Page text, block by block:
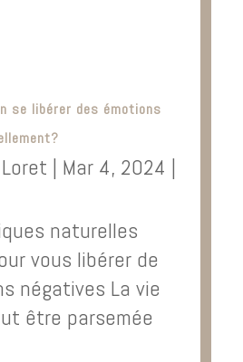
se libérer des émotions
| Mar 4, 2024 |
naturelles
vous libérer de
négatives La vie
être parsemée